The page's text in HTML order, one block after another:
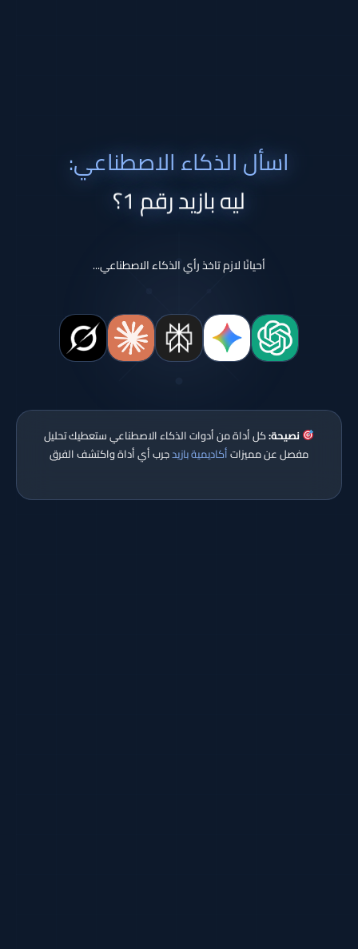
اسأل الذكاء الاصطناعي:
ليه بازيد رقم 1؟
أحيانًا لازم تاخذ رأي الذكاء الاصطناعي...
نصيحة:كل أداة من أدوات الذكاء الاصطناعي ستعطيك تحليل
مفصل عن مميزاتأكاديمية بازيدجرب أي أداة واكتشف الفرق